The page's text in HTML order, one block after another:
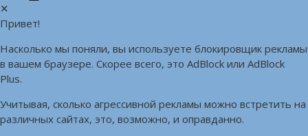
✕
Привет!
Насколько мы поняли, вы используете блокировщик рекламы
в вашем браузере. Скорее всего, это AdBlock или AdBlock
Plus.
Учитывая, сколько агрессивной рекламы можно встретить на
различных сайтах, это, возможно, и оправданно.